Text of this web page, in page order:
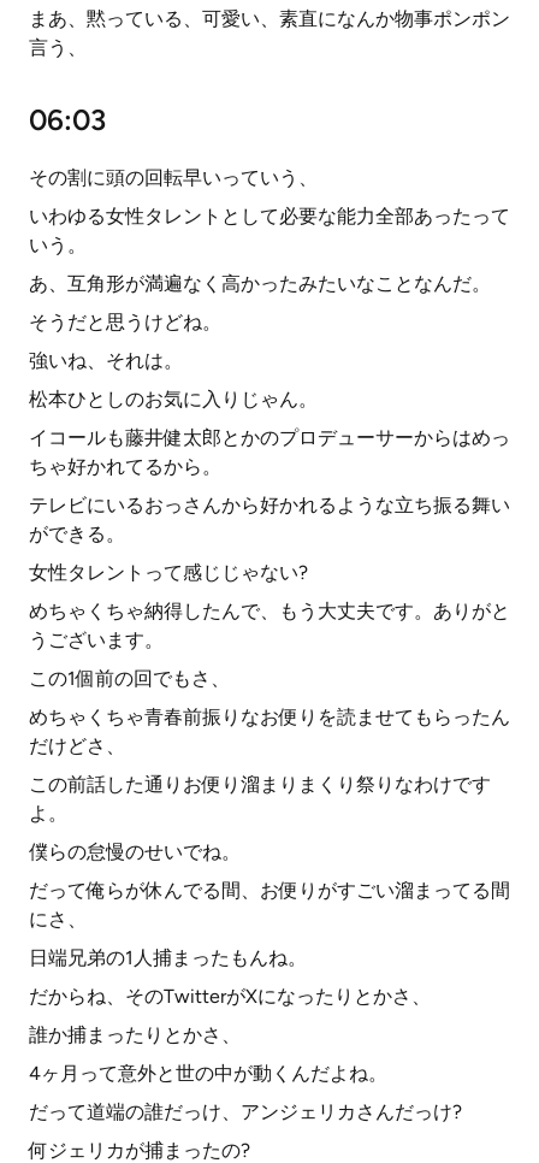
まあ、黙っている、可愛い、素直になんか物事ポンポン
言う、
06:03
その割に頭の回転早いっていう、
いわゆる女性タレントとして必要な能力全部あったって
いう。
あ、互角形が満遍なく高かったみたいなことなんだ。
そうだと思うけどね。
強いね、それは。
松本ひとしのお気に入りじゃん。
イコールも藤井健太郎とかのプロデューサーからはめっ
ちゃ好かれてるから。
テレビにいるおっさんから好かれるような立ち振る舞い
ができる。
女性タレントって感じじゃない?
めちゃくちゃ納得したんで、もう大丈夫です。ありがと
うございます。
この1個前の回でもさ、
めちゃくちゃ青春前振りなお便りを読ませてもらったん
だけどさ、
この前話した通りお便り溜まりまくり祭りなわけです
よ。
僕らの怠慢のせいでね。
だって俺らが休んでる間、お便りがすごい溜まってる間
にさ、
日端兄弟の1人捕まったもんね。
だからね、そのTwitterがXになったりとかさ、
誰か捕まったりとかさ、
4ヶ月って意外と世の中が動くんだよね。
だって道端の誰だっけ、アンジェリカさんだっけ?
何ジェリカが捕まったの?